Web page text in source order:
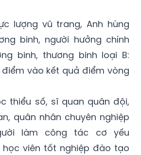
lượng vũ trang, Anh hùng
binh, người hưởng chính
binh, thương binh loại B:
vào kết quả điểm vòng
thiểu số, sĩ quan quân đội,
quân nhân chuyên nghiệp
làm công tác cơ yếu
học viên tốt nghiệp đào tạo